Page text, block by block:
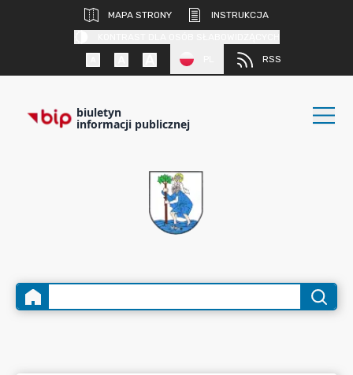
MAPA STRONY
INSTRUKCJA
RSS
biuletyn
informacji publicznej